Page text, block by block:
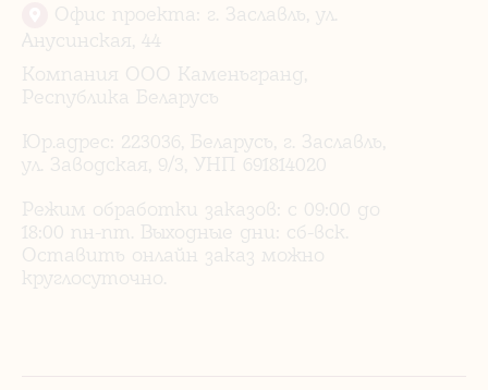
Офис проекта: г. Заславль, ул.
Анусинская, 44
Компания ООО Каменьгранд,
Республика Беларусь
Юр.адрес: 223036, Беларусь, г. Заславль,
ул. Заводская, 9/3, УНП 691814020
Режим обработки заказов: с 09:00 до
18:00 пн-пт. Выходные дни: сб-вск.
Оставить онлайн заказ можно
круглосуточно.